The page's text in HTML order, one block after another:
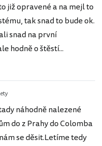
již opravené a na mejl to
tak snad to bude ok.
snad na první
hodně o štěstí...
náhodně nalezené
do z Prahy do Colomba
se děsit.Letíme tedy